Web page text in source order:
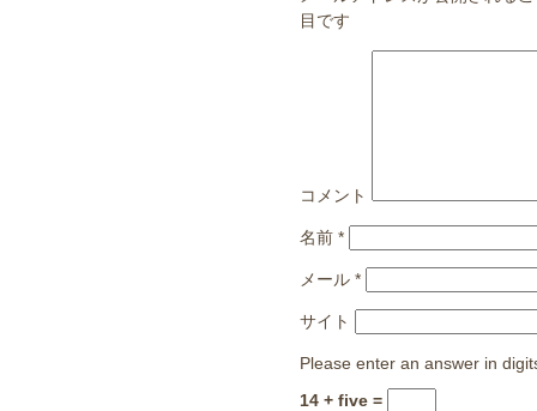
目です
コメント
名前 *
メール *
サイト
Please enter an answer in
14 + five =